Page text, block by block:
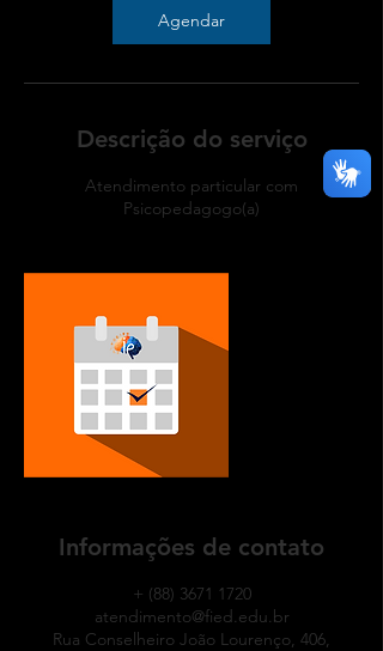
Agendar
Descrição do serviço
Atendimento particular com
Psicopedagogo(a)
Informações de contato
+ (88) 3671 1720
atendimento@fied.edu.br
Rua Conselheiro João Lourenço, 406,